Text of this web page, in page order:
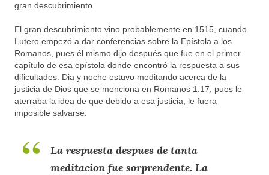
gran descubrimiento.
El gran descubrimiento vino probablemente en 1515, cuando
Lutero empezó a dar conferencias sobre la Epístola a los
Romanos, pues él mismo dijo después que fue en el primer
capítulo de esa epístola donde encontró la respuesta a sus
dificultades. Dia y noche estuvo meditando acerca de la
justicia de Dios que se menciona en Romanos 1:17, pues le
aterraba la idea de que debido a esa justicia, le fuera
imposible salvarse.
La respuesta despues de tanta
meditacion fue sorprendente. La